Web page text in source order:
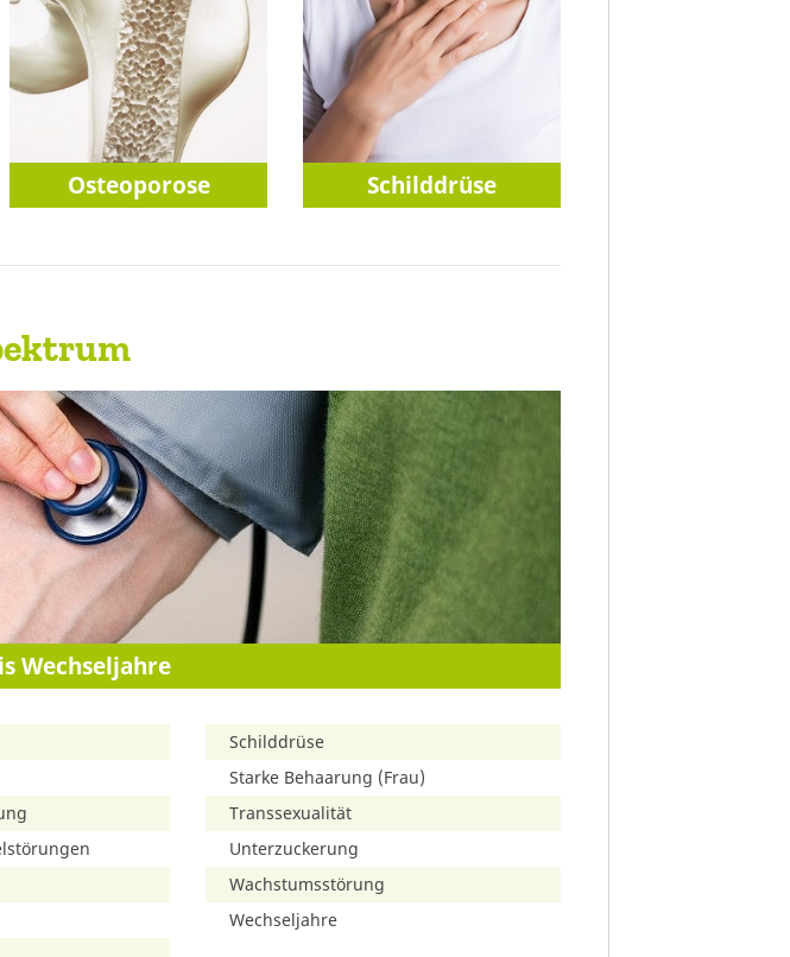
Osteoporose Schilddrüse
Wechseljahre
Schilddrüse
Starke Behaarung (Frau)
Transsexualität
Unterzuckerung
Wachstumsstörung
Wechseljahre